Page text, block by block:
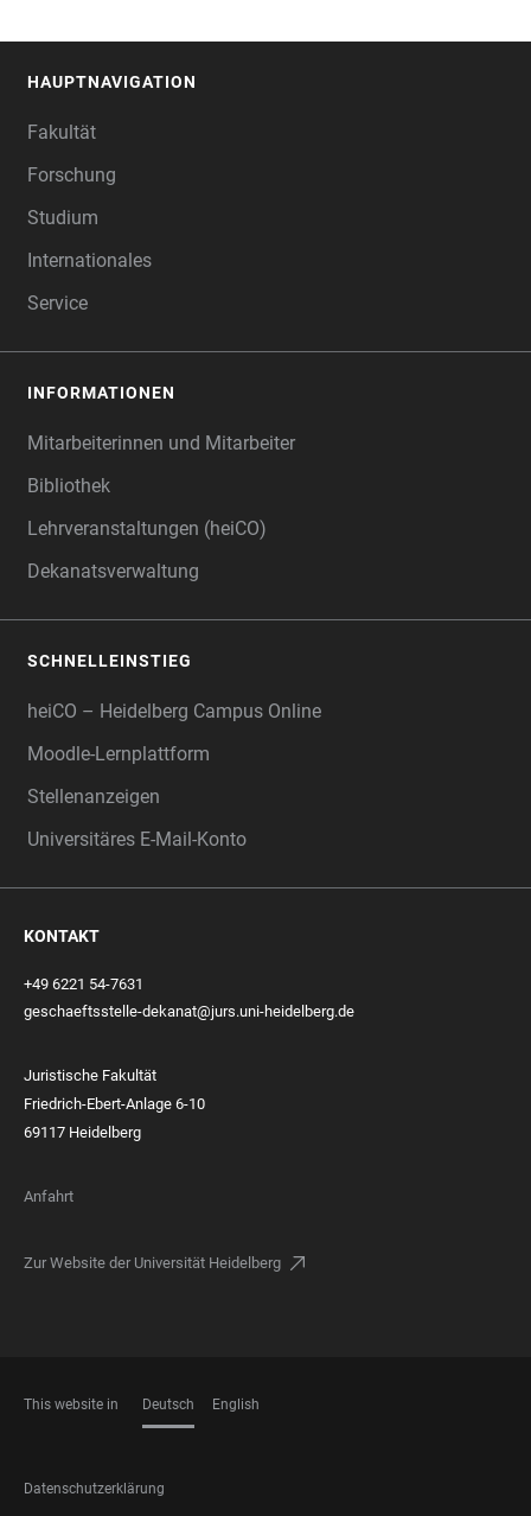
HAUPTNAVIGATION
Fakultät
Forschung
Studium
Internationales
Service
INFORMATIONEN
Mitarbeiterinnen und Mitarbeiter
Bibliothek
Lehrveranstaltungen (heiCO)
Dekanatsverwaltung
SCHNELLEINSTIEG
heiCO – Heidelberg Campus Online
Moodle-Lernplattform
Stellenanzeigen
Universitäres E-Mail-Konto
KONTAKT
+49 6221 54-7631
geschaeftsstelle-dekanat@jurs.uni-heidelberg.de
Juristische Fakultät
Friedrich-Ebert-Anlage 6-10
69117 Heidelberg
Anfahrt
Zur Website der Universität Heidelberg
This website in Deutsch English
FOOTER
Datenschutzerklärung